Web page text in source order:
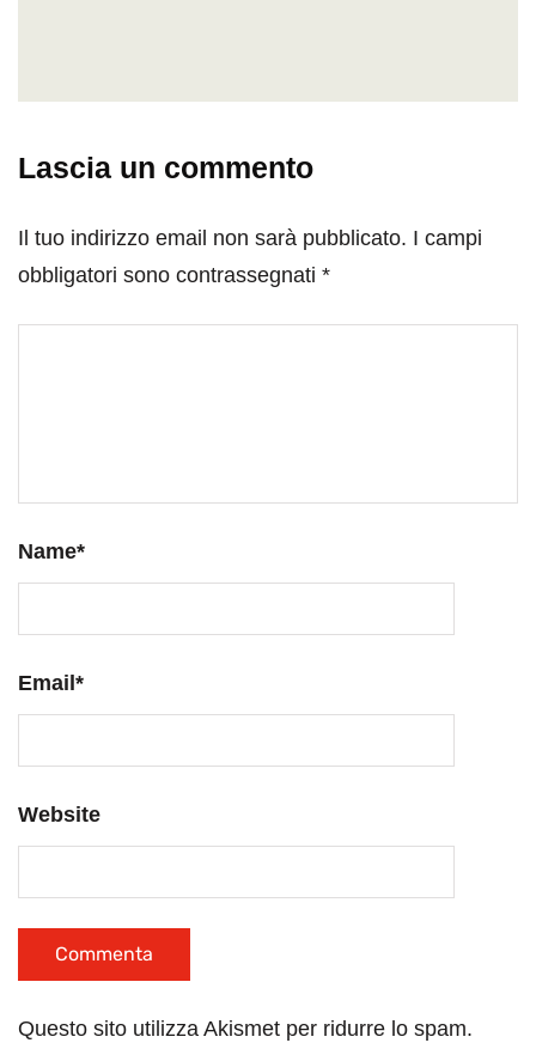
Lascia un commento
Il tuo indirizzo email non sarà pubblicato. I campi
obbligatori sono contrassegnati *
Name*
Email *
Website
Questo sito utilizza Akismet per ridurre lo spam.